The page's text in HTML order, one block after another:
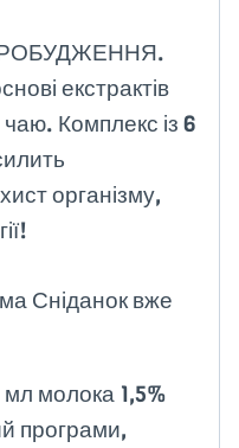
екстрактів
Комплекс із 6
організму,
Сніданок вже
мл молока 1,5%
програми,